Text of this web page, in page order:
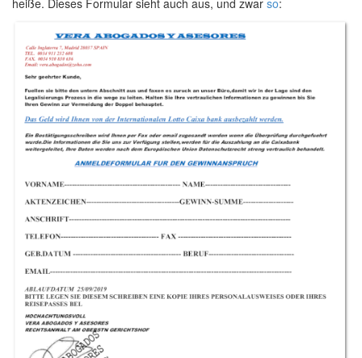
heiße. Dieses Formular sieht auch aus, und zwar so: